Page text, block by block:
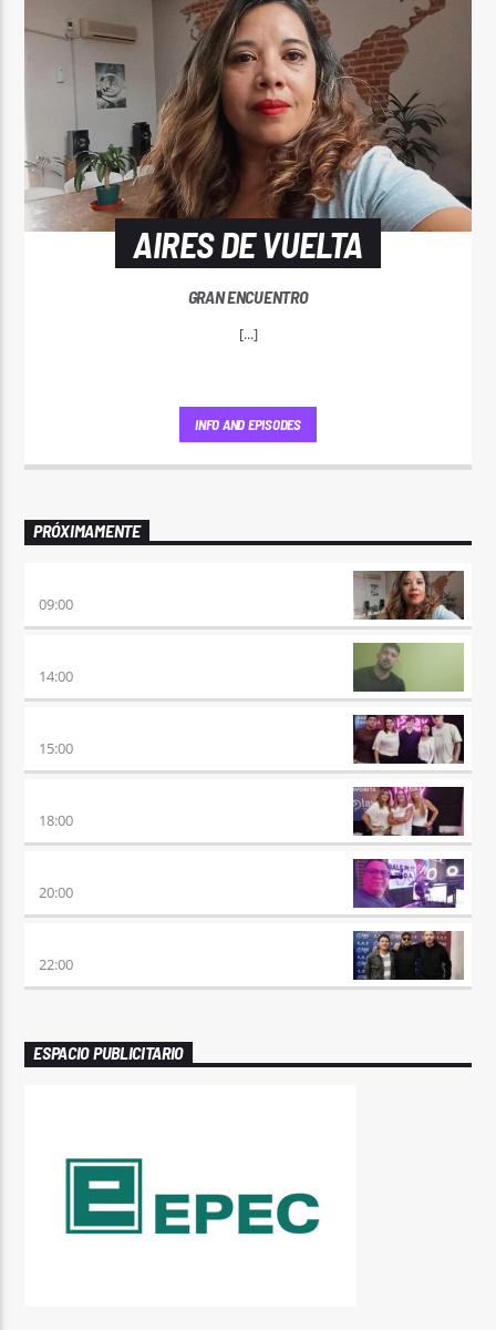
AIRES DE VUELTA
GRAN ENCUENTRO
[...]
INFO AND EPISODES
PRÓXIMAMENTE
09:00
14:00
15:00
18:00
20:00
22:00
ESPACIO PUBLICITARIO